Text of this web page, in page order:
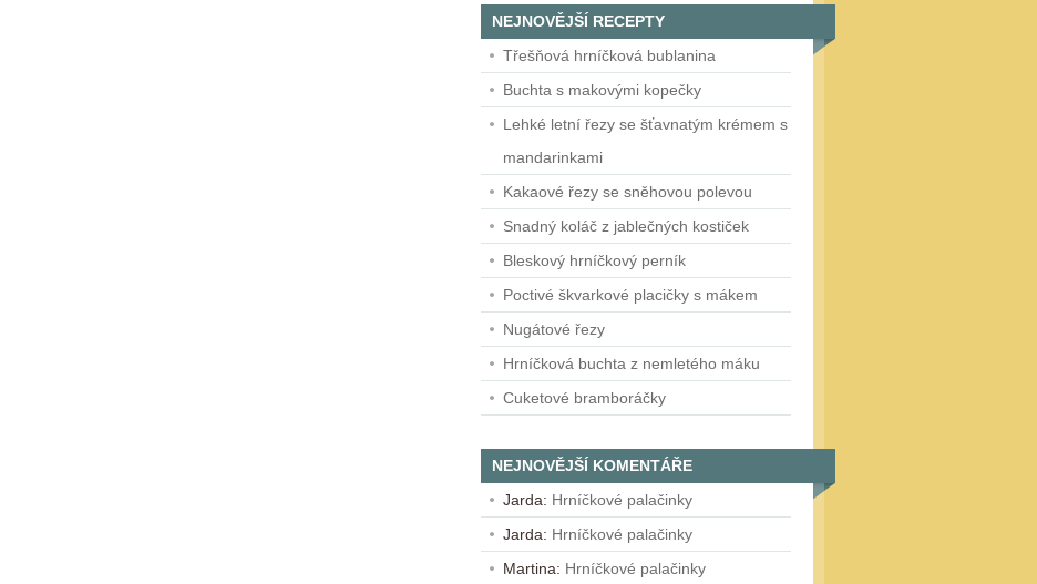
NEJNOVĚJŠÍ RECEPTY
Třešňová hrníčková bublanina
Buchta s makovými kopečky
Lehké letní řezy se šťavnatým krémem s
mandarinkami
Kakaové řezy se sněhovou polevou
Snadný koláč z jablečných kostiček
Bleskový hrníčkový perník
Poctivé škvarkové placičky s mákem
Nugátové řezy
Hrníčková buchta z nemletého máku
Cuketové bramboráčky
NEJNOVĚJŠÍ KOMENTÁŘE
Jarda: Hrníčkové palačinky
Jarda: Hrníčkové palačinky
Martina: Hrníčkové palačinky